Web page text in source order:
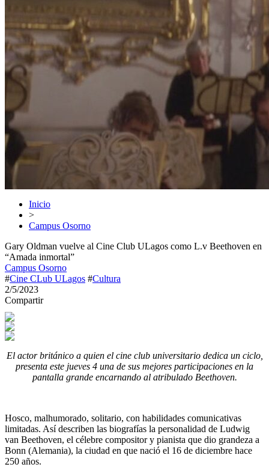
Inicio
>
Campus Osorno
Gary Oldman vuelve al Cine Club ULagos como L.v Beethoven en
“Amada inmortal”
Campus Osorno
#Cine CLub ULagos #Cultura
2/5/2023
Compartir
El actor británico a quien el cine club universitario dedica un ciclo,
presenta este jueves 4 una de sus mejores participaciones en la
pantalla grande encarnando al atribulado Beethoven.
Hosco, malhumorado, solitario, con habilidades comunicativas
limitadas. Así describen las biografías la personalidad de Ludwig
van Beethoven, el célebre compositor y pianista que dio grandeza a
Bonn (Alemania), la ciudad en que nació el 16 de diciembre hace
250 años.